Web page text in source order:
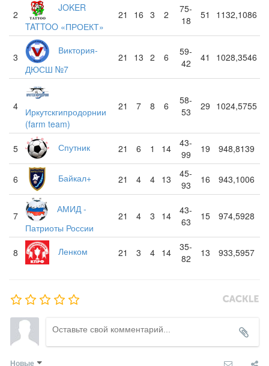
2
JOKER
TATTOO «ПРОЕКТ»
21 16 3 2
75-
18
51 1132,1086
3
Виктория-
ДЮСШ №7
21 13 2 6
59-
42
41 1028,3546
4
Иркутскгипродорнии
(farm team)
21 7 8 6
58-
53
29 1024,5755
5 Спутник 21 6 1 14
43-
99
19 948,8139
6 Байкал+ 21 4 4 13
45-
93
16 943,1006
7
АМИД -
Патриоты России
21 4 3 14
43-
63
15 974,5928
8 Ленком 21 3 4 14
35-
82
13 933,5957
Новые